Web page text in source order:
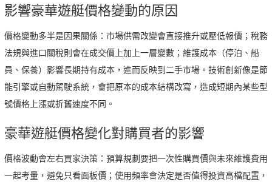
影響豪華遊艇價格變動的原因
價格變動多半是因果關係：市場供需改變會直接推升或壓低報價；稅務
法規與進口關稅則會在成交價上加上一層變數；維護成本（停泊、船
員、保養）影響長期持有成本，進而反映到二手市場。技術創新像是節
能引擎或自動駕駛系統，會把原本的成本結構改寫，造成短期內某些型
號價格上漲或折舊速度不同。
豪華遊艇價格變化對購買者的影響
價格波動會左右買家決策：預算規劃要把一次性購買價與未來維護費用
一起考量，避免只看面板價；使用頻率會決定是否值得投資高檔配置，